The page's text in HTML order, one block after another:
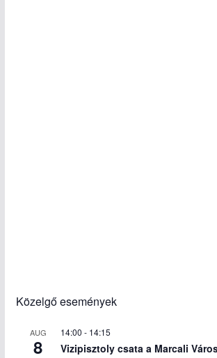
Közelgő események
AUG
8
14:00 - 14:15
Vizipisztoly csata a Marcali